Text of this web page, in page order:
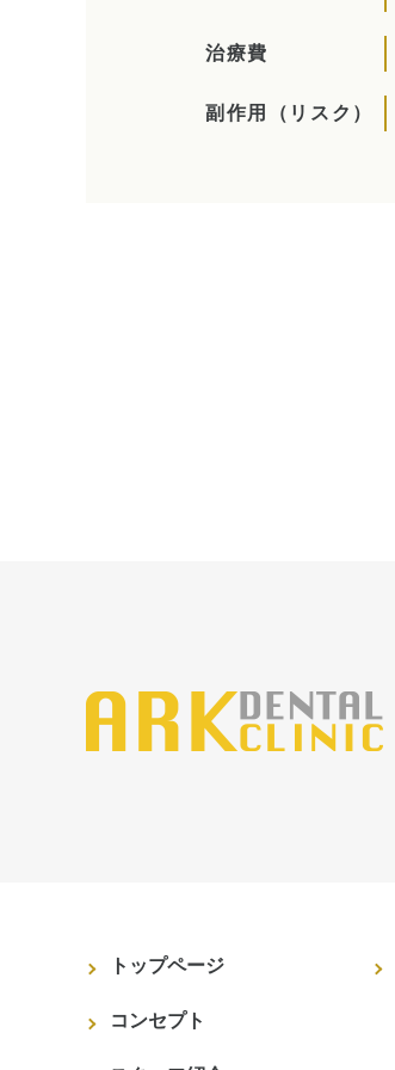
治療費
副作用 （リスク）
トップページ
コンセプト